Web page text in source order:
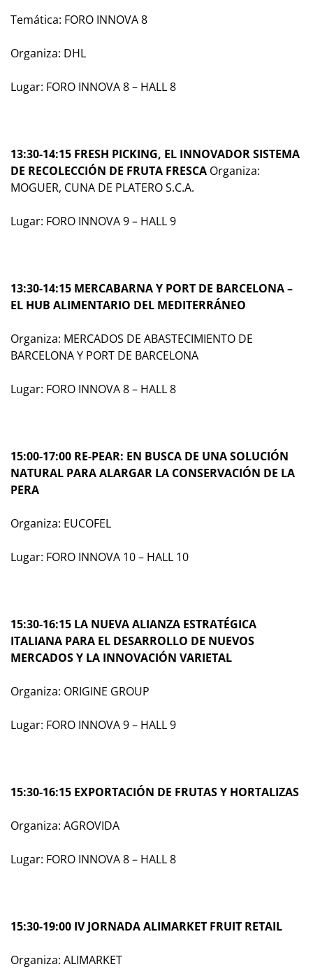
Temática: FORO INNOVA 8
Organiza: DHL
Lugar: FORO INNOVA 8 – HALL 8
13:30-14:15 FRESH PICKING, EL INNOVADOR SISTEMA
DE RECOLECCIÓN DE FRUTA FRESCA Organiza:
MOGUER, CUNA DE PLATERO S.C.A.
Lugar: FORO INNOVA 9 – HALL 9
13:30-14:15 MERCABARNA Y PORT DE BARCELONA –
EL HUB ALIMENTARIO DEL MEDITERRÁNEO
Organiza: MERCADOS DE ABASTECIMIENTO DE
BARCELONA Y PORT DE BARCELONA
Lugar: FORO INNOVA 8 – HALL 8
15:00-17:00 RE-PEAR: EN BUSCA DE UNA SOLUCIÓN
NATURAL PARA ALARGAR LA CONSERVACIÓN DE LA
PERA
Organiza: EUCOFEL
Lugar: FORO INNOVA 10 – HALL 10
15:30-16:15 LA NUEVA ALIANZA ESTRATÉGICA
ITALIANA PARA EL DESARROLLO DE NUEVOS
MERCADOS Y LA INNOVACIÓN VARIETAL
Organiza: ORIGINE GROUP
Lugar: FORO INNOVA 9 – HALL 9
15:30-16:15 EXPORTACIÓN DE FRUTAS Y HORTALIZAS
Organiza: AGROVIDA
Lugar: FORO INNOVA 8 – HALL 8
15:30-19:00 IV JORNADA ALIMARKET FRUIT RETAIL
Organiza: ALIMARKET